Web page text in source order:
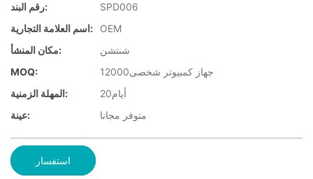
رقم البند:
SPD006
اسم العلامة التجارية:
OEM
مكان المنشأ:
شنتشن
MOQ:
جهاز كمبيوتر شخصى12000
المهلة الزمنية:
أيام20
عينة:
متوفر مجانا
استفسار